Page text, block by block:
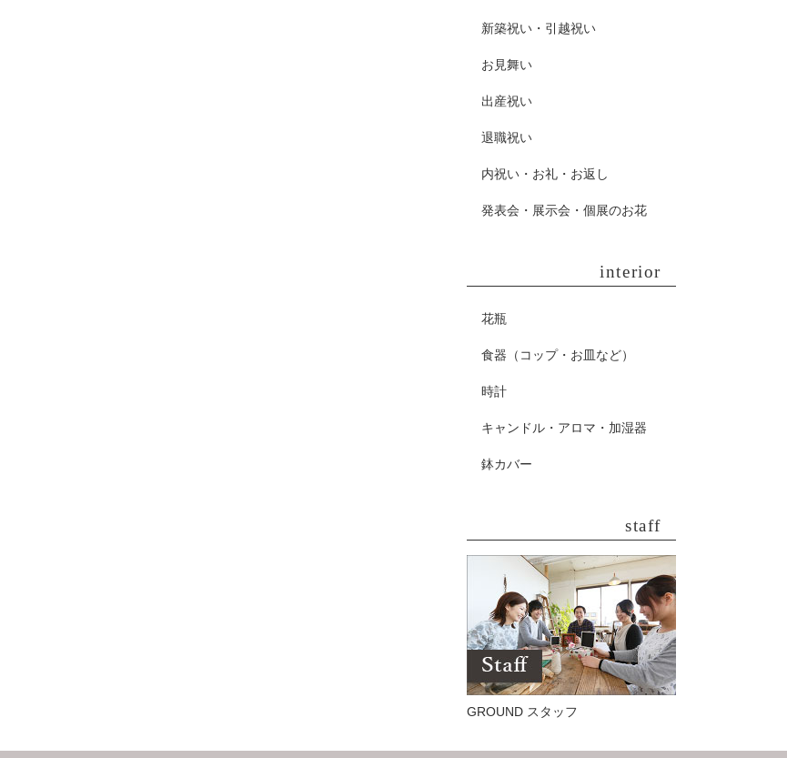
新築祝い・引越祝い
お見舞い
出産祝い
退職祝い
内祝い・お礼・お返し
発表会・展示会・個展のお花
interior
花瓶
食器（コップ・お皿など）
時計
キャンドル・アロマ・加湿器
鉢カバー
staff
GROUND スタッフ